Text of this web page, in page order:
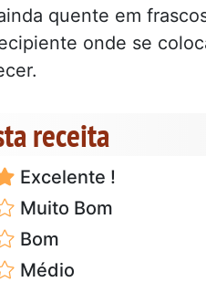
quente em
onde se
receita
Excelente !
Muito Bom
Bom
Médio